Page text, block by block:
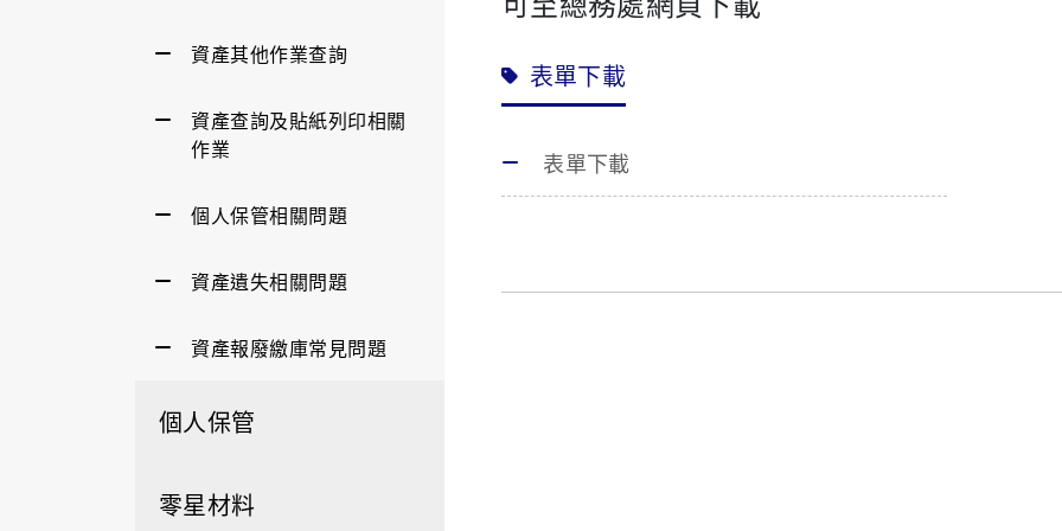
資產其他作業查詢
資產查詢及貼紙列印相關
作業
個人保管相關問題
資產遺失相關問題
資產報廢繳庫常見問題
個人保管
零星材料
表單下載
表單下載